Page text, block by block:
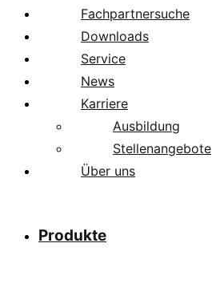
Fachpartnersuche
Downloads
Service
News
Karriere
Ausbildung
Stellenangebote
Über uns
Produkte